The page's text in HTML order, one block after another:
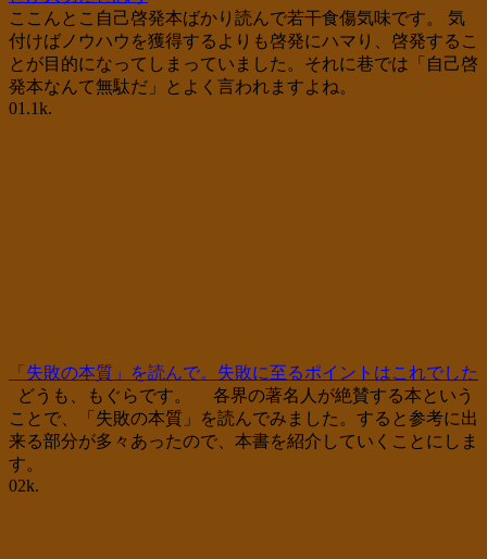
ここんとこ自己啓発本ばかり読んで若干食傷気味です。 気
付けばノウハウを獲得するよりも啓発にハマり、啓発するこ
とが目的になってしまっていました。それに巷では「自己啓
発本なんて無駄だ」とよく言われますよね。
01.1k.
「失敗の本質」を読んで。失敗に至るポイントはこれでした
どうも、もぐらです。 各界の著名人が絶賛する本という
ことで、「失敗の本質」を読んでみました。すると参考に出
来る部分が多々あったので、本書を紹介していくことにしま
す。
02k.